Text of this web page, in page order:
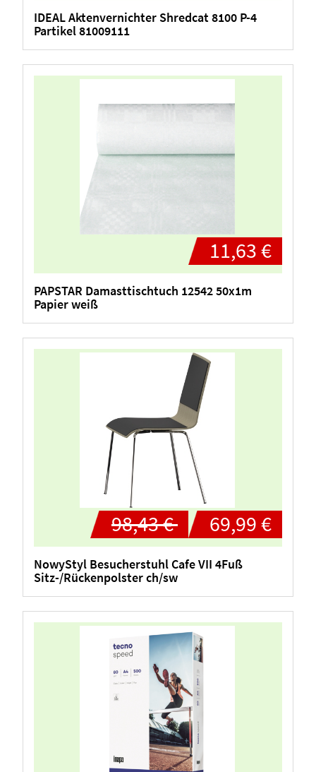
IDEAL Aktenvernichter Shredcat 8100 P-4
Partikel 81009111
11,63 €
PAPSTAR Damasttischtuch 12542 50x1m
Papier weiß
98,43 € 69,99 €
NowyStyl Besucherstuhl Cafe VII 4Fuß
Sitz-/Rückenpolster ch/sw